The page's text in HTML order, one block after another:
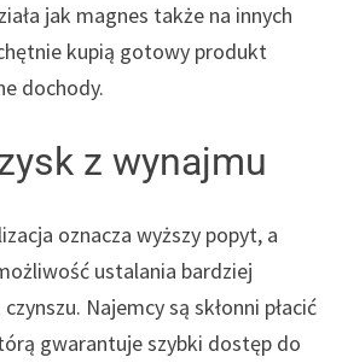
jak magnes także na innych
kupią gotowy produkt
dochody.
z wynajmu
oznacza wyższy popyt, a
ustalania bardziej
Najemcy są skłonni płacić
gwarantuje szybki dostęp do